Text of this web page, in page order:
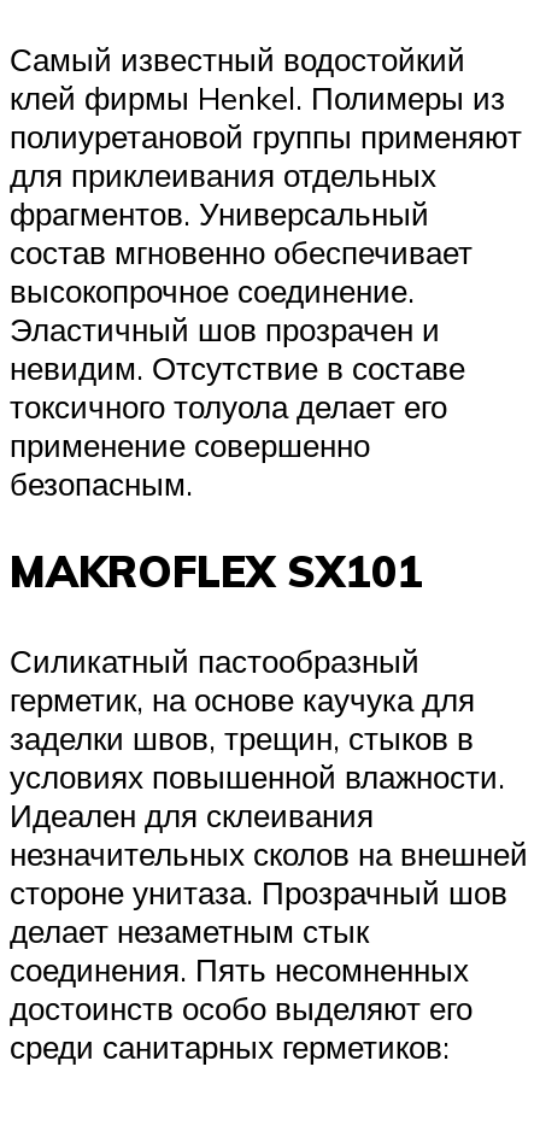
Самый известный водостойкий
клей фирмы Henkel. Полимеры из
полиуретановой группы применяют
для приклеивания отдельных
фрагментов. Универсальный
состав мгновенно обеспечивает
высокопрочное соединение.
Эластичный шов прозрачен и
невидим. Отсутствие в составе
токсичного толуола делает его
применение совершенно
безопасным.
MAKROFLEX SX101
Силикатный пастообразный
герметик, на основе каучука для
заделки швов, трещин, стыков в
условиях повышенной влажности.
Идеален для склеивания
незначительных сколов на внешней
стороне унитаза. Прозрачный шов
делает незаметным стык
соединения. Пять несомненных
достоинств особо выделяют его
среди санитарных герметиков: